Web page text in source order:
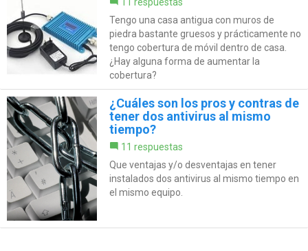
Tengo una casa antigua con muros de
piedra bastante gruesos y prácticamente no
tengo cobertura de móvil dentro de casa.
¿Hay alguna forma de aumentar la
cobertura?
¿Cuáles son los pros y contras de
tener dos antivirus al mismo
tiempo?
11 respuestas
Que ventajas y/o desventajas en tener
instalados dos antivirus al mismo tiempo en
el mismo equipo.